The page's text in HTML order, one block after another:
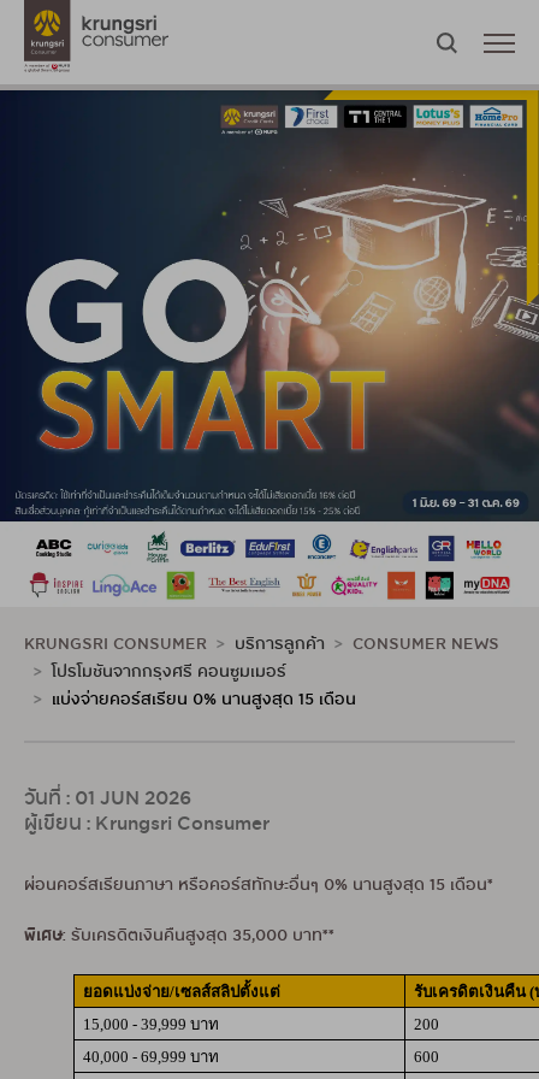
KRUNGSRI CONSUMER บริการลูกค้า
CONSUMER NEWS
โปรโมชันจากกรุงศรี คอนซูมเมอร์
แบ่งจ่ายคอร์สเรียน 0% นานสูงสุด 15 เดือน
วันที่ : 01 JUN 2026
ผู้เขียน : Krungsri Consumer
ผ่อนคอร์สเรียนภาษา หรือคอร์สทักษะอื่นๆ 0% นานสูงสุด 15 เดือน*
พิเศษ: รับเครดิตเงินคืนสูงสุด 35,000 บาท**
ยอดแบ่งจ่าย/เซลส์สลิปตั้งแต่ รับเครดิตเงินคืน(
15,000 - 39,999 บาท
200
40,000 - 69,999 บาท
600